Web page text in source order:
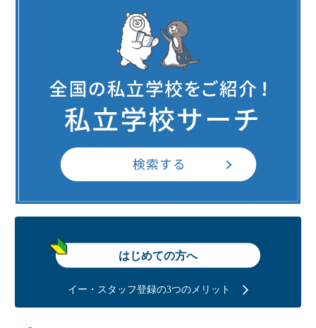
はじめての方へ
イー・スタッフ登録の3つのメリット